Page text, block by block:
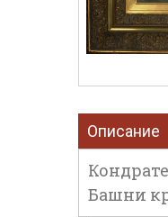
Описание
Башни